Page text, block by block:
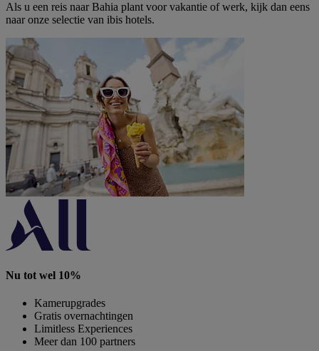
Als u een reis naar Bahia plant voor vakantie of werk, kijk dan eens
naar onze selectie van ibis hotels.
Nu tot wel 10%
Kamerupgrades
Gratis overnachtingen
Limitless Experiences
Meer dan 100 partners